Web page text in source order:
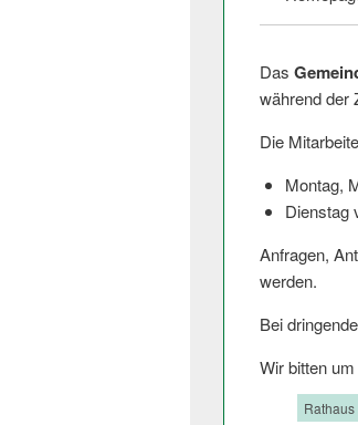
Das
während der
Die
Montag,
Dienstag
Anfragen,
werden.
Bei
Wir bitten
Rathaus